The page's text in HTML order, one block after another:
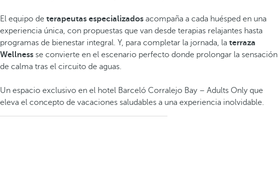
El equipo de terapeutas especializados acompaña a cada huésped en una
experiencia única, con propuestas que van desde terapias relajantes hasta
programas de bienestar integral. Y, para completar la jornada, la terraza
Wellness se convierte en el escenario perfecto donde prolongar la sensación
de calma tras el circuito de aguas.
Un espacio exclusivo en el hotel Barceló Corralejo Bay – Adults Only que
eleva el concepto de vacaciones saludables a una experiencia inolvidable.